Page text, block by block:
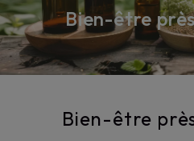
Bien-être
Bien-être